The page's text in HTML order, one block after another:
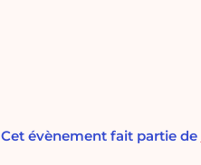
Cet évènement fait partie de